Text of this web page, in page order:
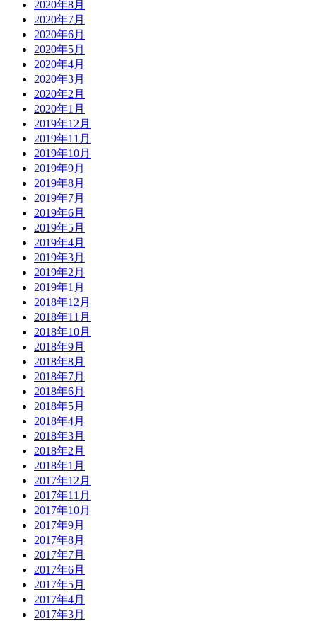
2020年8月
2020年7月
2020年6月
2020年5月
2020年4月
2020年3月
2020年2月
2020年1月
2019年12月
2019年11月
2019年10月
2019年9月
2019年8月
2019年7月
2019年6月
2019年5月
2019年4月
2019年3月
2019年2月
2019年1月
2018年12月
2018年11月
2018年10月
2018年9月
2018年8月
2018年7月
2018年6月
2018年5月
2018年4月
2018年3月
2018年2月
2018年1月
2017年12月
2017年11月
2017年10月
2017年9月
2017年8月
2017年7月
2017年6月
2017年5月
2017年4月
2017年3月